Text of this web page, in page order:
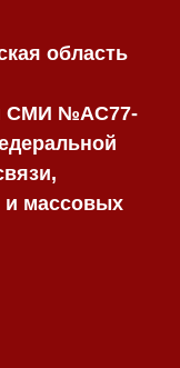
область
СМИ №AC77-
и массовых